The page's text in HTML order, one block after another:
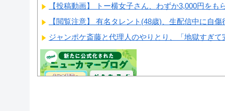
【投稿動画】 トー横女子さん、わずか3,000円を
【閲覧注意】 有名タレント(48歳)、生配信中に自
ジャンポケ斎藤と代理人のやりとり、「地獄すぎ